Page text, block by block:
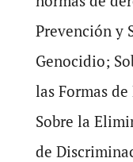
Prevención y
Genocidio;
las Formas
Sobre la
de